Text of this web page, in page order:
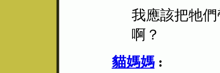
我應該把牠
啊？
貓媽媽: